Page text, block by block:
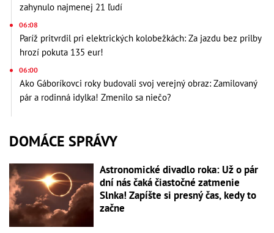
zahynulo najmenej 21 ľudí
06:08
Paríž pritvrdil pri elektrických kolobežkách: Za jazdu bez prilby
hrozí pokuta 135 eur!
06:00
Ako Gáboríkovci roky budovali svoj verejný obraz: Zamilovaný
pár a rodinná idylka! Zmenilo sa niečo?
DOMÁCE SPRÁVY
Astronomické divadlo roka: Už o pár
dní nás čaká čiastočné zatmenie
Slnka! Zapíšte si presný čas, kedy to
začne